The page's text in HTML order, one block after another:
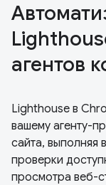
агентов
Lighthouse в
вашему агенту-
сайта, выполняя
проверки
просмотра веб-